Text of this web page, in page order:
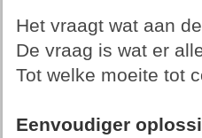
Het vraagt wat aan
De vraag is wat er
Tot welke moeite tot
Eenvoudiger